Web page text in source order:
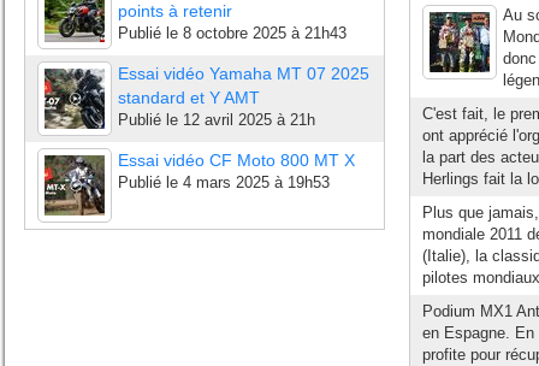
points à retenir
Publié le 8 octobre 2025 à 21h43
Essai vidéo Yamaha MT 07 2025
standard et Y AMT
Publié le 12 avril 2025 à 21h
Essai vidéo CF Moto 800 MT X
Publié le 4 mars 2025 à 19h53
Au
C'est fait, le
ont apprécié
la part des
Herlings fait la
Plus que
mondiale 2011
(Italie), la
pilotes
Podium MX1
en Espagne.
profite pour